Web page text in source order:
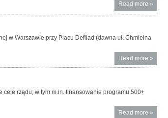
Read more About
»
w Warszawie przy Placu Defilad (dawna ul. Chmielna
Read more About
»
cele rządu, w tym m.in. finansowanie programu 500+
Read more About
»